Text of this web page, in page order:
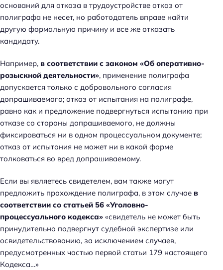
оснований для отказа в трудоустройстве отказ от
полиграфа не несет, но работодатель вправе найти
другую формальную причину и все же отказать
кандидату.
Например, в соответствии с законом «Об оперативно-
розыскной деятельности», применение полиграфа
допускается только с добровольного согласия
допрашиваемого; отказ от испытания на полиграфе,
равно как и предложение подвергнуться испытанию при
отказе со стороны допрашиваемого, не должны
фиксироваться ни в одном процессуальном документе;
отказ от испытания не может ни в какой форме
толковаться во вред допрашиваемому.
Если вы являетесь свидетелем, вам также могут
предложить прохождение полиграфа, в этом случае в
соответствии со статьей 56 «Уголовно-
процессуального кодекса» «свидетель не может быть
принудительно подвергнут судебной экспертизе или
освидетельствованию, за исключением случаев,
предусмотренных частью первой статьи 179 настоящего
Кодекса…»